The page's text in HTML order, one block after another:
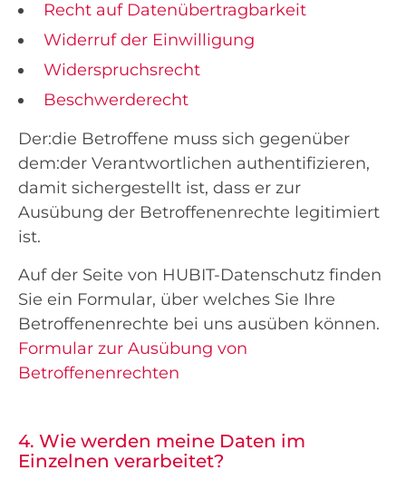
Recht auf Datenübertragbarkeit
Widerruf der Einwilligung
Widerspruchsrecht
Beschwerderecht
Der:die Betroffene muss sich gegenüber
dem:der Verantwortlichen authentifizieren,
damit sichergestellt ist, dass er zur
Ausübung der Betroffenenrechte legitimiert
ist.
Auf der Seite von HUBIT-Datenschutz finden
Sie ein Formular, über welches Sie Ihre
Betroffenenrechte bei uns ausüben können.
Formular zur Ausübung von
Betroffenenrechten
4. Wie werden meine Daten im
Einzelnen verarbeitet?